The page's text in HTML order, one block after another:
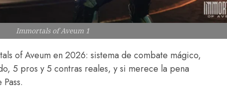
Immortals of Aveum 1
of Aveum en 2026: sistema de combate mágico,
5 pros y 5 contras reales, y si merece la pena